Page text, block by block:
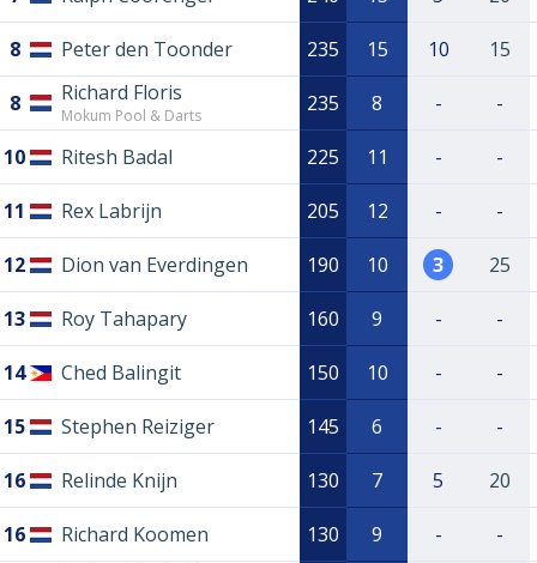
8 Peter den Toonder 235 15 10 15
8 Richard Floris
Mokum Pool & Darts 235 8 - -
10 Ritesh Badal 225 11 - -
11 Rex Labrijn 205 12 - -
12 Dion van Everdingen 190 10 3 25
13 Roy Tahapary 160 9 - -
14 Ched Balingit 150 10 - -
15 Stephen Reiziger 145 6 - -
16 Relinde Knijn 130 7 5 20
16 Richard Koomen 130 9 - -